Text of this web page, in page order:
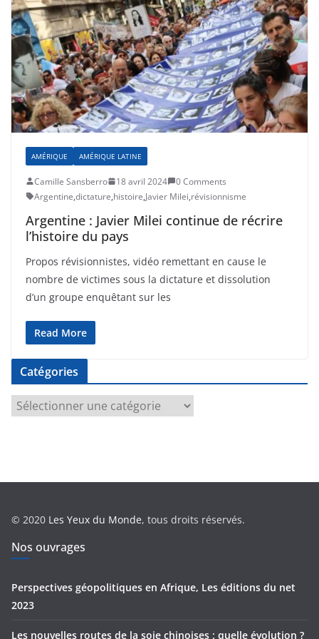
AMÉRIQUE AMÉRIQUE LATINE
Camille Sansberro 18 avril 2024
0 Comments
Argentine,dictature,histoire,Javier Milei,révisionnisme
Argentine : Javier Milei continue de récrire
l’histoire du pays
Propos révisionnistes, vidéo remettant en cause le
nombre de victimes sous la dictature et dissolution
d’un groupe enquêtant sur les
Read More
Catégories
a
e
s
© 2020 Les Yeux du Monde, tous droits réservés.
Nos ouvrages
Perspectives géopolitiques en Afrique, Les éditions du net
2023
Les nouvelles routes de la soie chinoises : quelle évolution ?